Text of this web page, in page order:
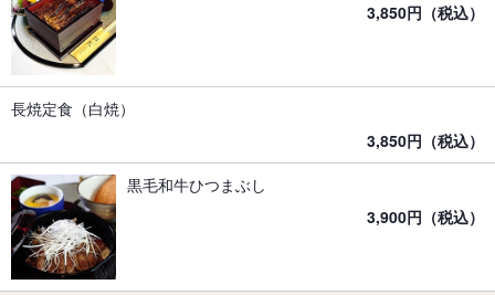
3,850円（税込）
長焼定食（白焼）
3,850円（税込）
黒毛和牛ひつまぶし
3,900円（税込）